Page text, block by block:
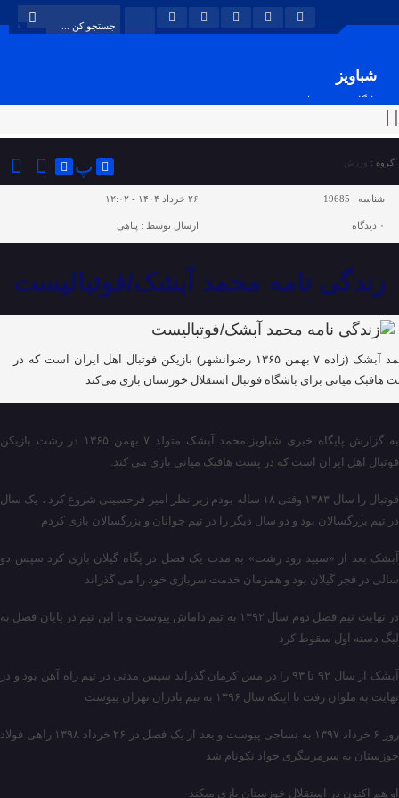
شباویز
پایگاه خبری شباویز
گروه : ورزش پ
شناسه : 19685 ۲۶ خرداد ۱۴۰۴ - ۱۲:۰۲
۰ دیدگاه ارسال توسط : پناهی
زندگی نامه محمد آبشک/فوتبالیست
محمد آبشک (زاده ۷ بهمن ۱۳۶۵ رضوانشهر) بازیکن فوتبال اهل ایران است که در
هافبک میانی برای باشگاه فوتبال استقلال خوزستان بازی می‌کند
به گزارش پایگاه خبری شباویز،محمد آبشک متولد ۷ بهمن ۱۳۶۵ در رشت بازیکن
فوتبال اهل ایران است که در پست هافبک میانی بازی می کند.
فوتبال را سال ۱۳۸۳ وقتی ۱۸ ساله بودم زیر نظر امیر فرحسینی شروع کرد ، یک سال
در تیم بزرگسالان بود و دو سال دیگر را در تیم جوانان و بزرگسالان بازی کردم
آبشک بعد از «سیپد رود رشت» به مدت یک فصل در پگاه گیلان بازی کرد سپس دو
سالی در فجر گیلان بود و همزمان خدمت سربازی خود را می گذراند
در نهایت نیم فصل دوم سال ۱۳۹۲ به تیم داماش پیوست و با این تیم در پایان فصل به
لیگ دسته اول سقوط کرد
آبشک از سال ۹۲ تا ۹۳ را در مس کرمان گذراند سپس مدتی در تیم راه آهن بود و در
نهایت به ملوان رفت تا اینکه سال ۱۳۹۶ به تیم بادران تهران پیوست
روز ۶ خرداد ۱۳۹۷ به نساجی پیوست و بعد از یک فصل در ۲۶ خرداد ۱۳۹۸ راهی فولاد
خوزستان به سرمربیگری جواد نکونام شد
او هم اکنون در استقلال خوزستان بازی میکند